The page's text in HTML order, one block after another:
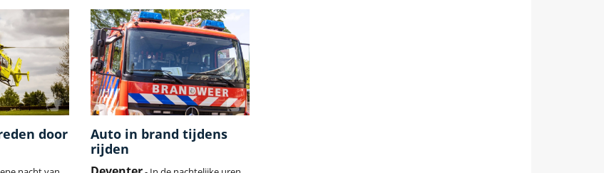
door
Auto in brand tijdens
rijden